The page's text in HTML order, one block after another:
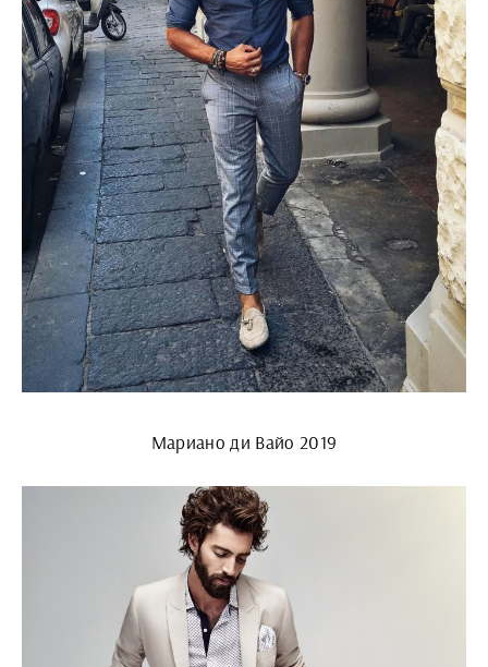
Мариано ди Вайо 2019